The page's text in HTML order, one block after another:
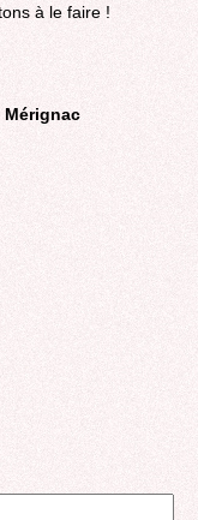
à le faire !
Mérignac